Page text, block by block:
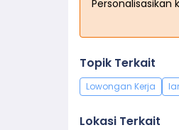
Personalisasikan
Topik Terkait
Lowongan Kerja
Lokasi Terkait